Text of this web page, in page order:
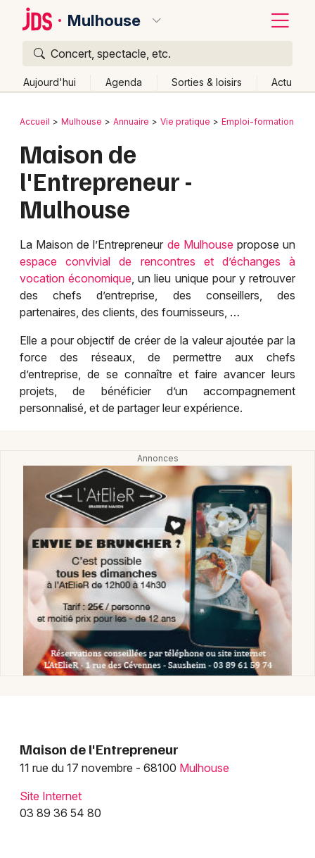
Mulhouse
Concert, spectacle, etc.
Aujourd'hui Agenda Sorties & loisirs Actu
Publier un événement
Grands événements
Activité & Expérience
Manifestations
Foires & salons
Spectacles
Concerts
Sports
Sorties famille
Expos
Sorties & loisirs
Emploi-formation dans le Haut-Rhin
Emploi-formation en Alsace
Emploi-formation dans le Grand Est
Newsletter des sorties
Artistes en tournée
Bordeaux
Colmar
Lille
Marseille
Mulhouse
Montpellier
Nantes
Nice
Paris
Toulouse
Toutes les villes
Retour
Accueil Mulhouse Annuaire Vie pratique Emploi-formation
Maison de
l'Entrepreneur -
Mulhouse
La Maison de l’Entrepreneur de Mulhouse propose un
espace convivial de rencontres et d’échanges à
vocation économique, un lieu unique pour y retrouver
des chefs d’entreprise, des conseillers, des
partenaires, des clients, des fournisseurs, …
Elle a pour objectif de créer de la valeur ajoutée par la
force des réseaux, de permettre aux chefs
d’entreprise, de se connaître et faire avancer leurs
projets, de bénéficier d’un accompagnement
personnalisé, et de partager leur expérience.
Maison de l'Entrepreneur
11 rue du 17 novembre - 68100 Mulhouse
Site Internet
03 89 36 54 80
Quoi ?
Où ?
Partout
Près de moi Changer de lieu
Quand ?
Aujourd'hui
Demain